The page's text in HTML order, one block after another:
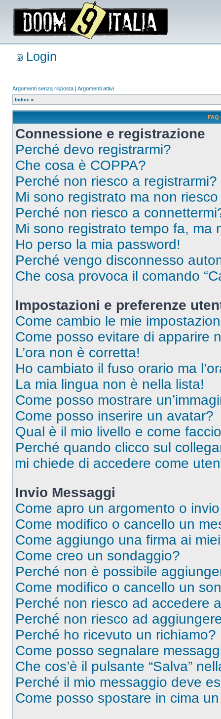
Login
Argomenti senza risposta | Argomenti attivi
Indice »
FAQ
Connessione e registrazione
Perché devo registrarmi?
Che cosa è COPPA?
Perché non riesco a registrarmi?
Mi sono registrato ma non
Perché non riesco a
Mi sono registrato tempo fa, ma
Ho perso la mia password!
Perché vengo disconnesso
Che cosa provoca il comando
Impostazioni e preferenze
Come cambio le mie
Come posso evitare di apparire
L’ora non è corretta!
Ho cambiato il fuso orario ma
La mia lingua non è nella lista!
Come posso mostrare
Come posso inserire un avatar?
Qual è il mio livello e come
Perché quando clicco sul
mi chiede di accedere come
Invio Messaggi
Come apro un argomento o
Come modifico o cancello un
Come aggiungo una firma ai
Come creo un sondaggio?
Perché non è possibile
Come modifico o cancello un
Perché non riesco ad accedere
Perché non riesco ad
Perché ho ricevuto un richiamo?
Come posso segnalare
Che cos’è il pulsante “Salva”
Perché il mio messaggio deve
Come posso spostare in cima